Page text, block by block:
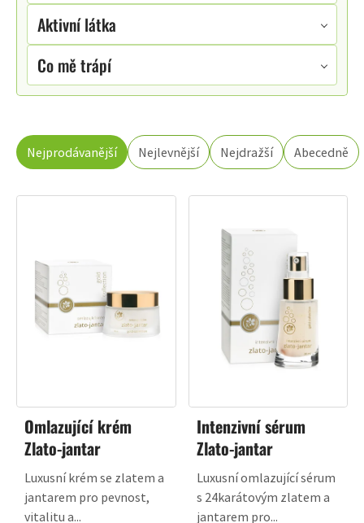
Aktivní látka
Co mě trápí
ŘAZENÍ
PRODUKTŮ
Nejprodávanější Nejlevnější Nejdražší Abecedně
Omlazující krém
Zlato-jantar
Luxusní krém se zlatem a
jantarem pro pevnost,
vitalitu a...
Intenzivní sérum
Zlato-jantar
Luxusní omlazující sérum
s 24karátovým zlatem a
jantarem pro...